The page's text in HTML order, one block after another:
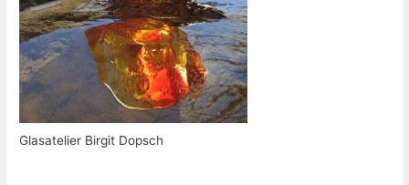
Glasatelier Birgit Dopsch